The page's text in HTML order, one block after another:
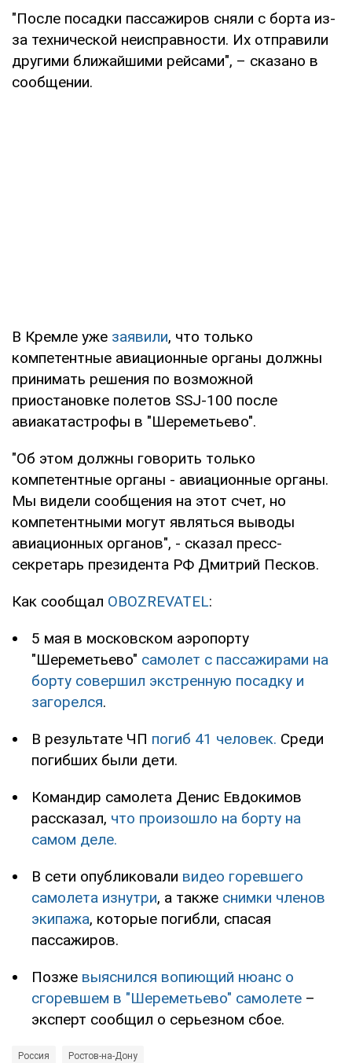
"После посадки пассажиров сняли с борта из-
за технической неисправности. Их отправили
другими ближайшими рейсами", – сказано в
сообщении.
В Кремле уже заявили, что только
компетентные авиационные органы должны
принимать решения по возможной
приостановке полетов SSJ-100 после
авиакатастрофы в "Шереметьево".
"Об этом должны говорить только
компетентные органы - авиационные органы.
Мы видели сообщения на этот счет, но
компетентными могут являться выводы
авиационных органов", - сказал пресс-
секретарь президента РФ Дмитрий Песков.
Как сообщал OBOZREVATEL:
5 мая в московском аэропорту
"Шереметьево" самолет с пассажирами на
борту совершил экстренную посадку и
загорелся.
В результате ЧП погиб 41 человек. Среди
погибших были дети.
Командир самолета Денис Евдокимов
рассказал, что произошло на борту на
самом деле.
В сети опубликовали видео горевшего
самолета изнутри, а также снимки членов
экипажа, которые погибли, спасая
пассажиров.
Позже выяснился вопиющий нюанс о
сгоревшем в "Шереметьево" самолете –
эксперт сообщил о серьезном сбое.
Россия Ростов-на-Дону